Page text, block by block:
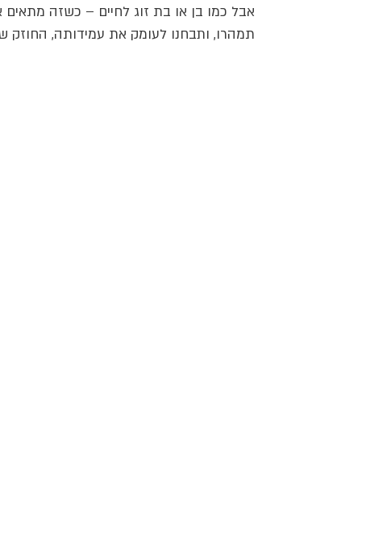
אבל כמו בן או בת זוג לחיים – כשזה מתאים
תמהרו, ותבחנו לעומק את עמידותה, החוזק